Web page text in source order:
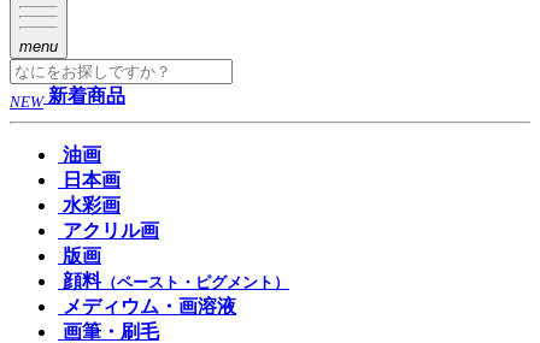
menu
NEW 新着商品
油画
日本画
水彩画
アクリル画
版画
顔料（ペースト・ピグメント）
メディウム・画溶液
画筆・刷毛